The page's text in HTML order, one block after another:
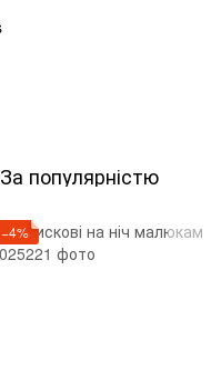
За популярністю
−4%